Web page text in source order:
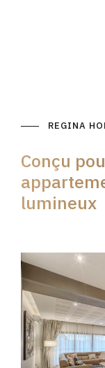
REGINA
Conçu
lumineux